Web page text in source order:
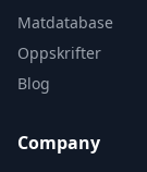
Matdatabase
Oppskrifter
Blog
Company